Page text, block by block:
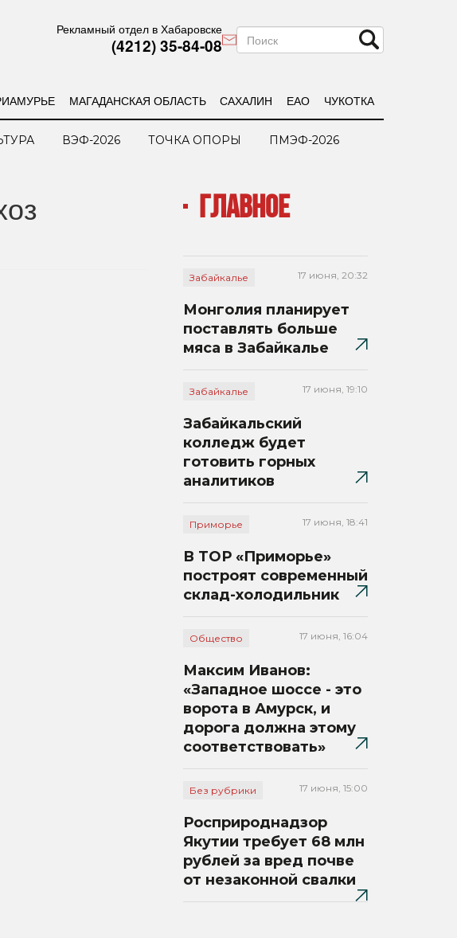
Рекламный отдел в Хабаровске
(4212) 35-84-08
МАГАДАНСКАЯ ОБЛАСТЬ САХАЛИН ЕАО ЧУКОТКА
ВЭФ-2026 ТОЧКА ОПОРЫ ПМЭФ-2026
ГЛАВНОЕ
Забайкалье 17 июня, 20:32
Монголия планирует
поставлять больше
мяса в Забайкалье
Забайкалье 17 июня, 19:10
Забайкальский
колледж будет
готовить горных
аналитиков
Приморье 17 июня, 18:41
В ТОР «Приморье»
построят современный
склад-холодильник
Общество 17 июня, 16:04
Максим Иванов:
«Западное шоссе - это
ворота в Амурск, и
дорога должна этому
соответствовать»
Без рубрики 17 июня, 15:00
Росприроднадзор
Якутии требует 68 млн
рублей за вред почве
от незаконной свалки